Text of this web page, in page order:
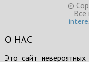
©
Все
О НАС
Это сайт